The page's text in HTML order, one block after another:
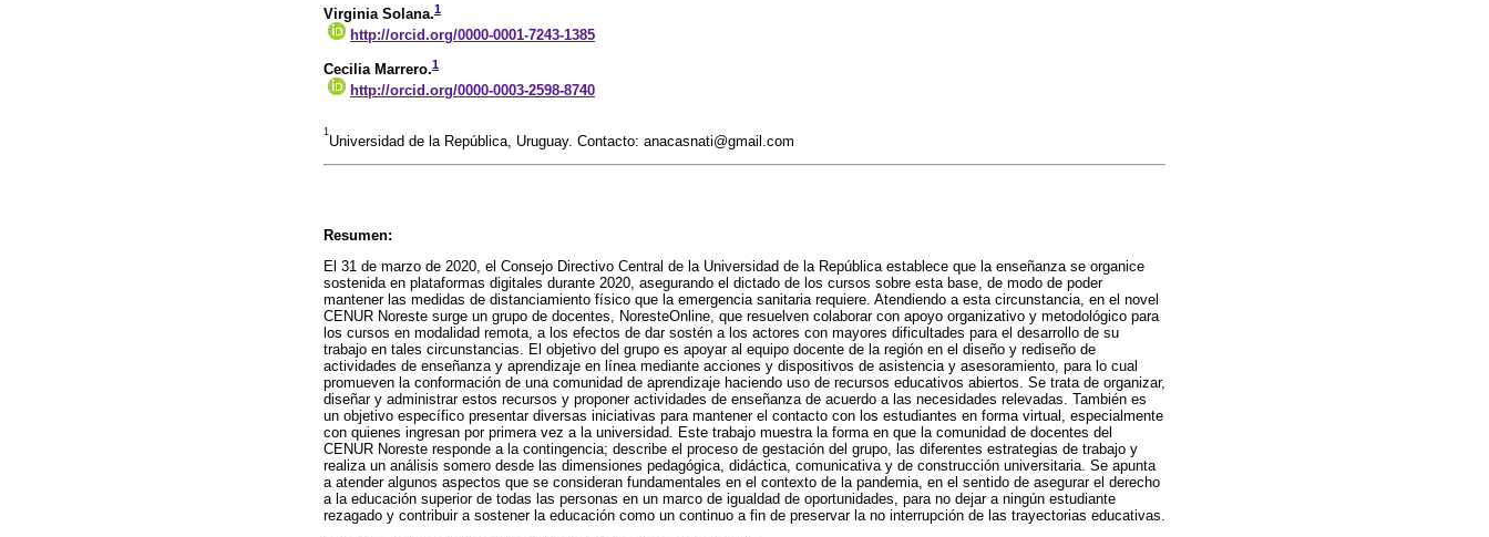
Virginia Solana.1
http://orcid.org/0000-0001-7243-1385
Cecilia Marrero.1
http://orcid.org/0000-0003-2598-8740
1
Universidad de la República, Uruguay. Contacto: anacasnati@gmail.com
Resumen:
El 31 de marzo de 2020, el Consejo Directivo Central de la Universidad de la República establece que la enseñanza se organice
sostenida en plataformas digitales durante 2020, asegurando el dictado de los cursos sobre esta base, de modo de poder
mantener las medidas de distanciamiento físico que la emergencia sanitaria requiere. Atendiendo a esta circunstancia, en el novel
CENUR Noreste surge un grupo de docentes, NoresteOnline, que resuelven colaborar con apoyo organizativo y metodológico para
los cursos en modalidad remota, a los efectos de dar sostén a los actores con mayores dificultades para el desarrollo de su
trabajo en tales circunstancias. El objetivo del grupo es apoyar al equipo docente de la región en el diseño y rediseño de
actividades de enseñanza y aprendizaje en línea mediante acciones y dispositivos de asistencia y asesoramiento, para lo cual
promueven la conformación de una comunidad de aprendizaje haciendo uso de recursos educativos abiertos. Se trata de organizar,
diseñar y administrar estos recursos y proponer actividades de enseñanza de acuerdo a las necesidades relevadas. También es
un objetivo específico presentar diversas iniciativas para mantener el contacto con los estudiantes en forma virtual, especialmente
con quienes ingresan por primera vez a la universidad. Este trabajo muestra la forma en que la comunidad de docentes del
CENUR Noreste responde a la contingencia; describe el proceso de gestación del grupo, las diferentes estrategias de trabajo y
realiza un análisis somero desde las dimensiones pedagógica, didáctica, comunicativa y de construcción universitaria. Se apunta
a atender algunos aspectos que se consideran fundamentales en el contexto de la pandemia, en el sentido de asegurar el derecho
a la educación superior de todas las personas en un marco de igualdad de oportunidades, para no dejar a ningún estudiante
rezagado y contribuir a sostener la educación como un continuo a fin de preservar la no interrupción de las trayectorias educativas.